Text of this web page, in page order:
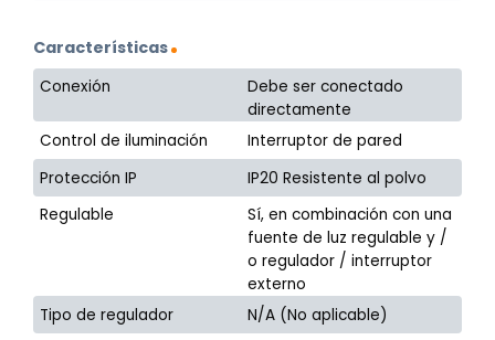
Características
Conexión
Debe ser conectado
directamente
Control de iluminación
Interruptor de pared
Protección IP
IP20 Resistente al polvo
Regulable
Sí, en combinación con una
fuente de luz regulable y /
o regulador / interruptor
externo
Tipo de regulador
N/A (No aplicable)